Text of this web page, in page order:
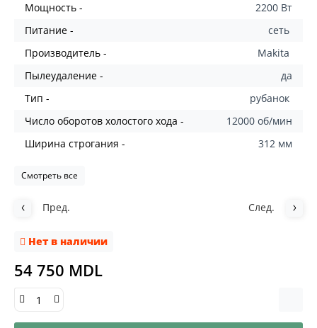
Мощность -
2200 Вт
Питание -
сеть
Производитель -
Makita
Пылеудаление -
да
Тип -
рубанок
Число оборотов холостого хода -
12000 об/мин
Ширина строгания -
312 мм
Смотреть все
Пред. След.
Нет в наличии
54 750 MDL